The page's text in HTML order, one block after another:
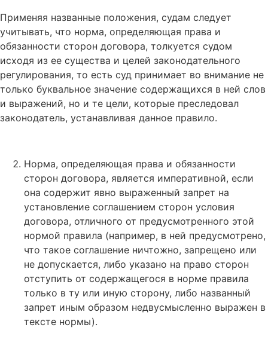
Применяя названные положения, судам следует
учитывать, что норма, определяющая права и
обязанности сторон договора, толкуется судом
исходя из ее существа и целей законодательного
регулирования, то есть суд принимает во внимание не
только буквальное значение содержащихся в ней слов
и выражений, но и те цели, которые преследовал
законодатель, устанавливая данное правило.
Норма, определяющая права и обязанности
сторон договора, является императивной, если
она содержит явно выраженный запрет на
установление соглашением сторон условия
договора, отличного от предусмотренного этой
нормой правила (например, в ней предусмотрено,
что такое соглашение ничтожно, запрещено или
не допускается, либо указано на право сторон
отступить от содержащегося в норме правила
только в ту или иную сторону, либо названный
запрет иным образом недвусмысленно выражен в
тексте нормы).